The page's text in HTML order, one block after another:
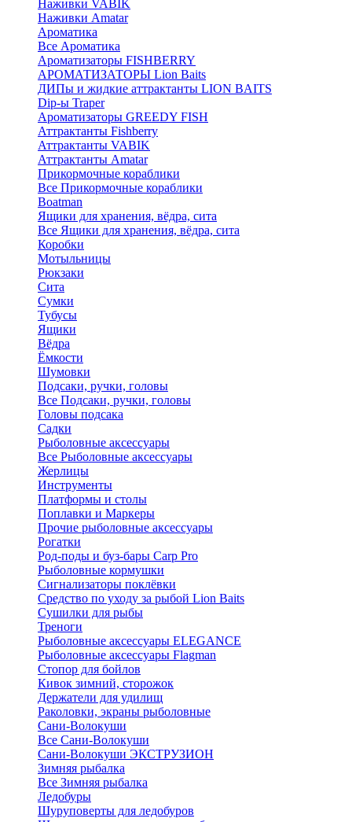
Наживки VABIK
Наживки Amatar
Ароматика
Все Ароматика
Ароматизаторы FISHBERRY
АРОМАТИЗАТОРЫ Lion Baits
ДИПы и жидкие аттрактанты LION BAITS
Dip-ы Traper
Ароматизаторы GREEDY FISH
Аттрактанты Fishberry
Аттрактанты VABIK
Аттрактанты Amatar
Прикормочные кораблики
Все Прикормочные кораблики
Boatman
Ящики для хранения, вёдра, сита
Все Ящики для хранения, вёдра, сита
Коробки
Мотыльницы
Рюкзаки
Сита
Сумки
Тубусы
Ящики
Вёдра
Ёмкости
Шумовки
Подсаки, ручки, головы
Все Подсаки, ручки, головы
Головы подсака
Садки
Рыболовные аксессуары
Все Рыболовные аксессуары
Жерлицы
Инструменты
Платформы и столы
Поплавки и Маркеры
Прочие рыболовные аксессуары
Рогатки
Род-поды и буз-бары Carp Pro
Рыболовные кормушки
Сигнализаторы поклёвки
Средство по уходу за рыбой Lion Baits
Сушилки для рыбы
Треноги
Рыболовные аксессуары ELEGANCE
Рыболовные аксессуары Flagman
Стопор для бойлов
Кивок зимний, сторожок
Держатели для удилищ
Раколовки, экраны рыболовные
Сани-Волокуши
Все Сани-Волокуши
Сани-Волокуши ЭКСТРУЗИОН
Зимняя рыбалка
Все Зимняя рыбалка
Ледобуры
Шуруповерты для ледобуров